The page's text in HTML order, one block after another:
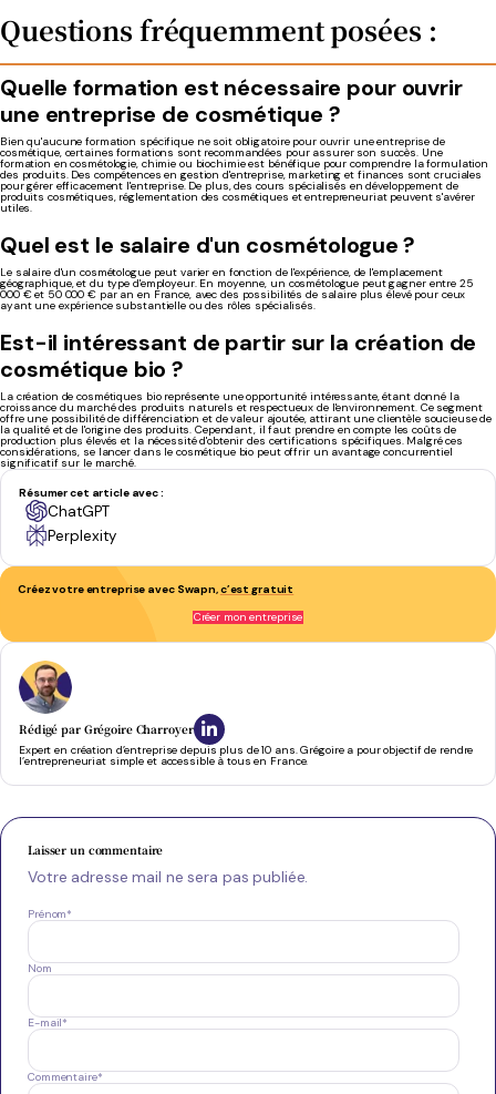
Questions fréquemment posées :
Quelle formation est nécessaire pour ouvrir
une entreprise de cosmétique ?
Bien qu'aucune formation spécifique ne soit obligatoire pour ouvrir une entreprise de
cosmétique, certaines formations sont recommandées pour assurer son succès. Une
formation en cosmétologie, chimie ou biochimie est bénéfique pour comprendre la formulation
des produits. Des compétences en gestion d'entreprise, marketing et finances sont cruciales
pour gérer efficacement l'entreprise. De plus, des cours spécialisés en développement de
produits cosmétiques, réglementation des cosmétiques et entrepreneuriat peuvent s'avérer
utiles.
Quel est le salaire d'un cosmétologue ?
Le salaire d'un cosmétologue peut varier en fonction de l'expérience, de l'emplacement
géographique, et du type d'employeur. En moyenne, un cosmétologue peut gagner entre 25
000 € et 50 000 € par an en France, avec des possibilités de salaire plus élevé pour ceux
ayant une expérience substantielle ou des rôles spécialisés.
Est-il intéressant de partir sur la création de
cosmétique bio ?
La création de cosmétiques bio représente une opportunité intéressante, étant donné la
croissance du marché des produits naturels et respectueux de l'environnement. Ce segment
offre une possibilité de différenciation et de valeur ajoutée, attirant une clientèle soucieuse de
la qualité et de l'origine des produits. Cependant, il faut prendre en compte les coûts de
production plus élevés et la nécessité d'obtenir des certifications spécifiques. Malgré ces
considérations, se lancer dans le cosmétique bio peut offrir un avantage concurrentiel
significatif sur le marché.
Résumer cet article avec :
ChatGPT
Perplexity
Créez votre entreprise avec Swapn,c’est gratuit
Créer mon entreprise
Rédigé par Grégoire Charroyer
Expert en création d’entreprise depuis plus de 10 ans. Grégoire a pour objectif de rendre
l’entrepreneuriat simple et accessible à tous en France.
Laisser un commentaire
Votre adresse mail ne sera pas publiée.
Prénom*
Nom
E-mail*
Commentaire*